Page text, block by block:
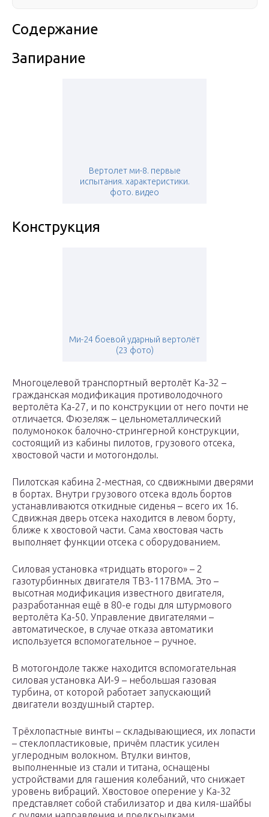
Содержание
Запирание
Вертолет ми-8. первые
испытания. характеристики.
фото. видео
Конструкция
Ми-24 боевой ударный вертолёт
(23 фото)
Многоцелевой транспортный вертолёт Ка-32 –
гражданская модификация противолодочного
вертолёта Ка-27, и по конструкции от него почти не
отличается. Фюзеляж – цельнометаллический
полумонокок балочно-стрингерной конструкции,
состоящий из кабины пилотов, грузового отсека,
хвостовой части и мотогондолы.
Пилотская кабина 2-местная, со сдвижными дверями
в бортах. Внутри грузового отсека вдоль бортов
устанавливаются откидные сиденья – всего их 16.
Сдвижная дверь отсека находится в левом борту,
ближе к хвостовой части. Сама хвостовая часть
выполняет функции отсека с оборудованием.
Силовая установка «тридцать второго» – 2
газотурбинных двигателя ТВ3-117ВМА. Это –
высотная модификация известного двигателя,
разработанная ещё в 80-е годы для штурмового
вертолёта Ка-50. Управление двигателями –
автоматическое, в случае отказа автоматики
используется вспомогательное – ручное.
В мотогондоле также находится вспомогательная
силовая установка АИ-9 – небольшая газовая
турбина, от которой работает запускающий
двигатели воздушный стартер.
Трёхлопастные винты – складывающиеся, их лопасти
– стеклопластиковые, причём пластик усилен
углеродным волокном. Втулки винтов,
выполненные из стали и титана, оснащены
устройствами для гашения колебаний, что снижает
уровень вибраций. Хвостовое оперение у Ка-32
представляет собой стабилизатор и два киля-шайбы